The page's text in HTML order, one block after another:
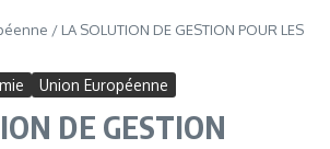
/ LA SOLUTION DE GESTION POUR LES
Union Européenne
DE GESTION